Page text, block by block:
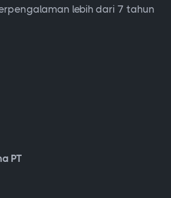
yang tergabung dalam
lebih dari 7 tahun
PT